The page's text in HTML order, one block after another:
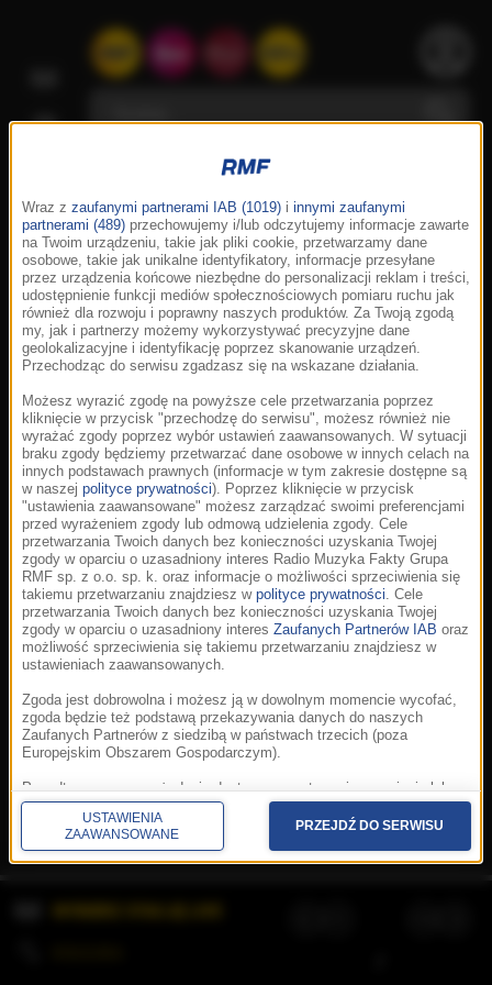
Korzystanie z portalu oznacza akceptację
Prywatność.Aplikacje.© 2026 Radio Muzyka
Fakty Grupa RMF sp. z o.o. sp. k.
Wraz z zaufanymi partnerami IAB (1019) i innymi zaufanymi
partnerami (489) przechowujemy i/lub odczytujemy informacje zawarte
na Twoim urządzeniu, takie jak pliki cookie, przetwarzamy dane
osobowe, takie jak unikalne identyfikatory, informacje przesyłane
przez urządzenia końcowe niezbędne do personalizacji reklam i treści,
udostępnienie funkcji mediów społecznościowych pomiaru ruchu jak
również dla rozwoju i poprawny naszych produktów. Za Twoją zgodą
my, jak i partnerzy możemy wykorzystywać precyzyjne dane
geolokalizacyjne i identyfikację poprzez skanowanie urządzeń.
Przechodząc do serwisu zgadzasz się na wskazane działania.
Możesz wyrazić zgodę na powyższe cele przetwarzania poprzez
kliknięcie w przycisk "przechodzę do serwisu", możesz również nie
wyrażać zgody poprzez wybór ustawień zaawansowanych. W sytuacji
braku zgody będziemy przetwarzać dane osobowe w innych celach na
innych podstawach prawnych (informacje w tym zakresie dostępne są
w naszej polityce prywatności). Poprzez kliknięcie w przycisk
"ustawienia zaawansowane" możesz zarządzać swoimi preferencjami
przed wyrażeniem zgody lub odmową udzielenia zgody. Cele
przetwarzania Twoich danych bez konieczności uzyskania Twojej
zgody w oparciu o uzasadniony interes Radio Muzyka Fakty Grupa
RMF sp. z o.o. sp. k. oraz informacje o możliwości sprzeciwienia się
takiemu przetwarzaniu znajdziesz w polityce prywatności. Cele
przetwarzania Twoich danych bez konieczności uzyskania Twojej
zgody w oparciu o uzasadniony interes Zaufanych Partnerów IAB oraz
możliwość sprzeciwienia się takiemu przetwarzaniu znajdziesz w
ustawieniach zaawansowanych.
Zgoda jest dobrowolna i możesz ją w dowolnym momencie wycofać,
zgoda będzie też podstawą przekazywania danych do naszych
Zaufanych Partnerów z siedzibą w państwach trzecich (poza
Europejskim Obszarem Gospodarczym).
Ponadto masz prawo żądania dostępu, sprostowania, usunięcia lub
ograniczenia przetwarzania danych, a także złożenia skargi do
Prezesa Urzędu Ochrony Danych Osobowych. W polityce prywatności
znajdziesz informacje jak wykonać swoje prawa. Szczegółowe
informacje na temat przetwarzania Twoich danych znajdują się w
USTAWIENIA
ZAAWANSOWANE
PRZEJDŹ DO SERWISU